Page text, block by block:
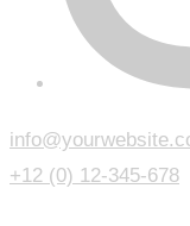
+12 (0) 12-345-678